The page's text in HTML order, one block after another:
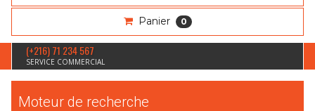
Panier 0
(+216) 71 234 567
SERVICE COMMERCIAL
Moteur de recherche